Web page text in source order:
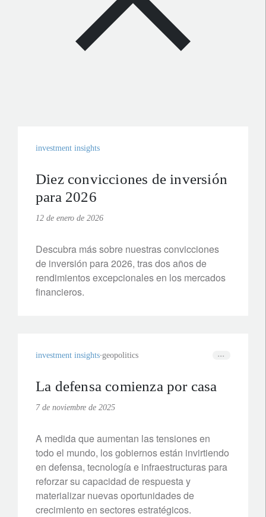
investment insights
Diez convicciones de inversión
para 2026
12 de enero de 2026
Descubra más sobre nuestras convicciones
de inversión para 2026, tras dos años de
rendimientos excepcionales en los mercados
financieros.
investment insights geopolitics
La defensa comienza por casa
7 de noviembre de 2025
A medida que aumentan las tensiones en
todo el mundo, los gobiernos están invirtiendo
en defensa, tecnología e infraestructuras para
reforzar su capacidad de respuesta y
materializar nuevas oportunidades de
crecimiento en sectores estratégicos.